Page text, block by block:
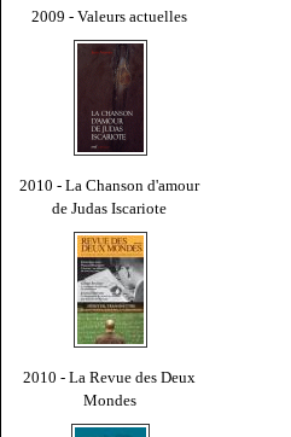
2009 - Valeurs actuelles
2010 - La Chanson d'amour
de Judas Iscariote
2010 - La Revue des Deux
Mondes